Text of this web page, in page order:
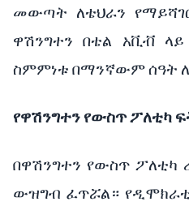
መውጣት ለቴህራን
ዋሽንግተን በቴል አቪቭ
ስምምነቱ በማንኛውም ሰዓት
የዋሽንግተን የውስጥ ፖለቲካ
በዋሽንግተን የውስጥ ፖለቲካ
ውዝግብ ፈጥሯል።